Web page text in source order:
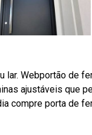
Webportão de
ajustáveis que
compre porta de